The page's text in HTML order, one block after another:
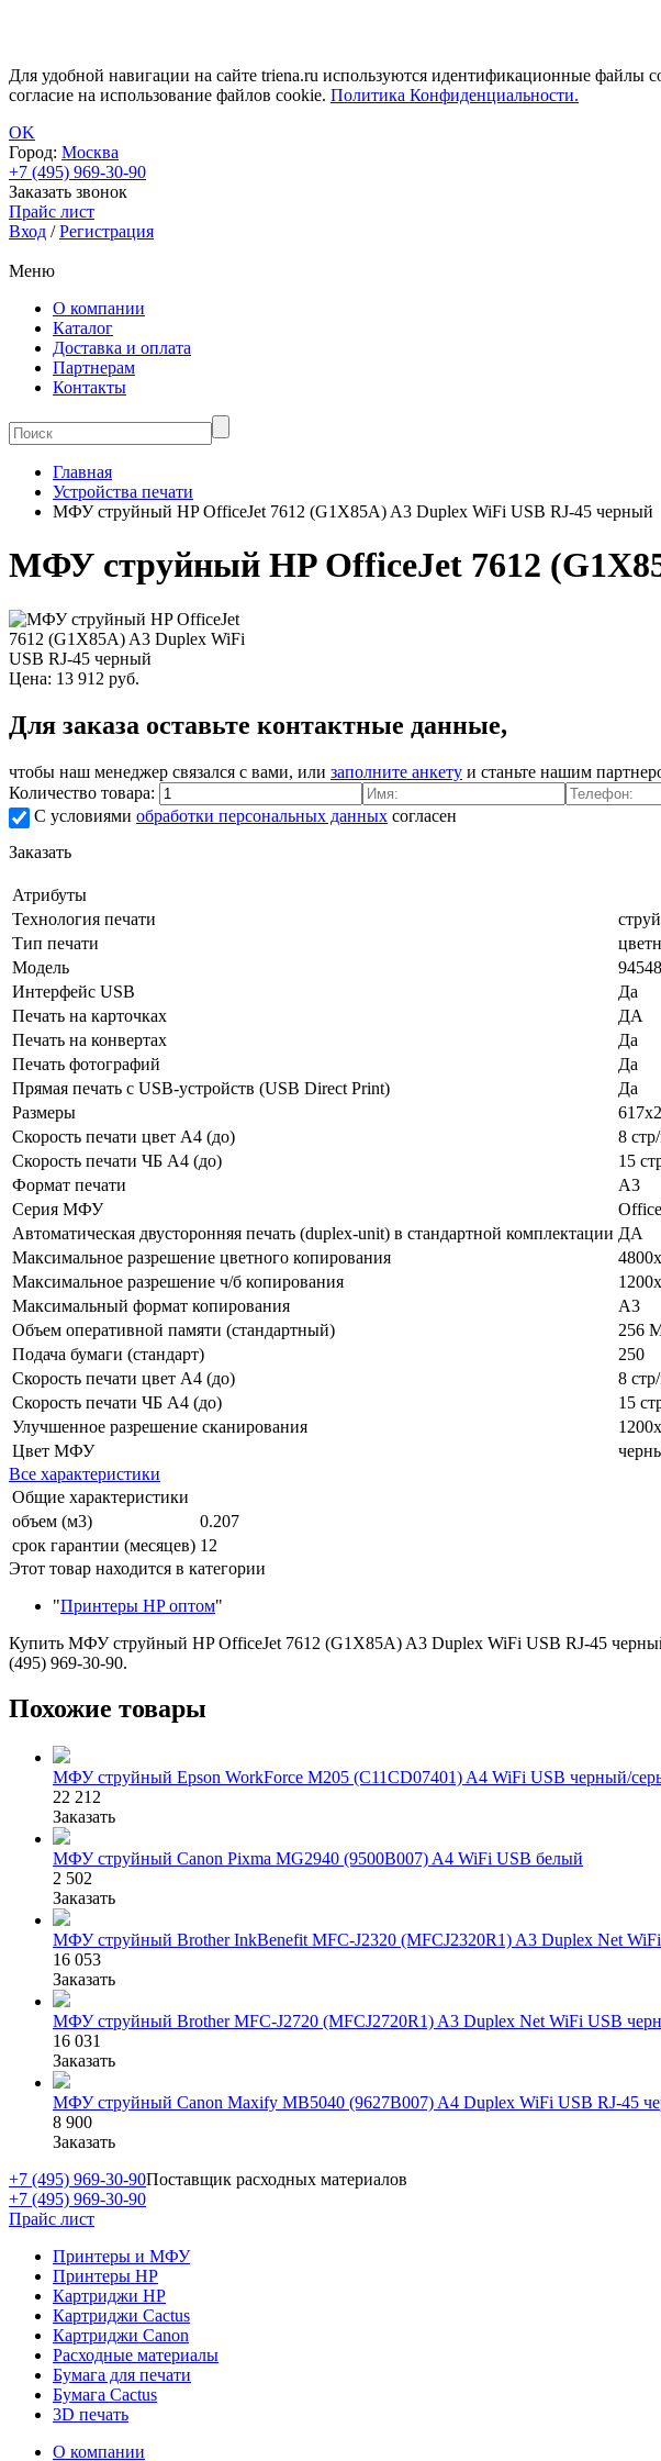
Для удобной навигации на сайте triena.ru используются идентификационные файлы
согласие на использование файлов cookie. Политика Конфиденциальности.
OK
Город: Москва
+7 (495) 969-30-90
Заказать звонок
Прайс лист
Вход /Регистрация
Меню
О компании
Каталог
Доставка и оплата
Партнерам
Контакты
Главная
Устройства печати
МФУ струйный HP OfficeJet 7612 (G1X85A) A3 Duplex WiFi USB RJ-45 черный
МФУ струйный HP OfficeJet 7612
Цена: 13 912 руб.
Для заказа оставьте контактные данные,
чтобы наш менеджер связался с вами, или заполните анкету и станьте нашим
Количество товара:
С условиями обработки персональных данных согласен
Заказать
Атрибуты
Технология печати
Тип печати
Модель
Интерфейс USB
Да
Печать на карточках
ДА
Печать на конвертах
Да
Печать фотографий
Да
Прямая печать с USB-устройств (USB Direct Print)
Да
Размеры
Скорость печати цвет A4 (до)
8
Скорость печати ЧБ A4 (до)
15
Формат печати
A3
Серия МФУ
Автоматическая двусторонняя печать (duplex-unit) в стандартной комплектации ДА
Максимальное разрешение цветного копирования
Максимальное разрешение ч/б копирования
Максимальный формат копирования
A3
Объем оперативной памяти (стандартный)
256
Подача бумаги (стандарт)
250
Скорость печати цвет A4 (до)
8
Скорость печати ЧБ A4 (до)
15
Улучшенное разрешение сканирования
Цвет МФУ
Все характеристики
Общие характеристики
объем (м3)
0.207
срок гарантии (месяцев) 12
Этот товар находится в категории
"Принтеры HP оптом"
Купить МФУ струйный HP OfficeJet 7612 (G1X85A) A3 Duplex WiFi USB RJ-45
(495) 969-30-90.
Похожие товары
МФУ струйный Epson WorkForce M205 (C11CD07401) A4 WiFi USB черный/
22 212
Заказать
МФУ струйный Canon Pixma MG2940 (9500B007) A4 WiFi USB белый
2 502
Заказать
МФУ струйный Brother InkBenefit MFC-J2320 (MFCJ2320R1) A3 Duplex Net
16 053
Заказать
МФУ струйный Brother MFC-J2720 (MFCJ2720R1) A3 Duplex Net WiFi USB
16 031
Заказать
МФУ струйный Canon Maxify MB5040 (9627B007) A4 Duplex WiFi USB RJ-45
8 900
Заказать
+7 (495) 969-30-90Поставщик расходных материалов
+7 (495) 969-30-90
Прайс лист
Принтеры и МФУ
Принтеры HP
Картриджи HP
Картриджи Cactus
Картриджи Canon
Расходные материалы
Бумага для печати
Бумага Cactus
3D печать
О компании